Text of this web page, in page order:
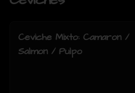
Ceviche Mixto: Camaron /
Salmon / Pulpo